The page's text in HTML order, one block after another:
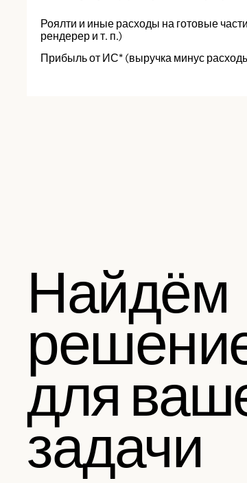
Роялти и иные расходы на готовые
рендерер и т. п.)
Прибыль от ИС* (выручка минус
Найдём
для
задачи